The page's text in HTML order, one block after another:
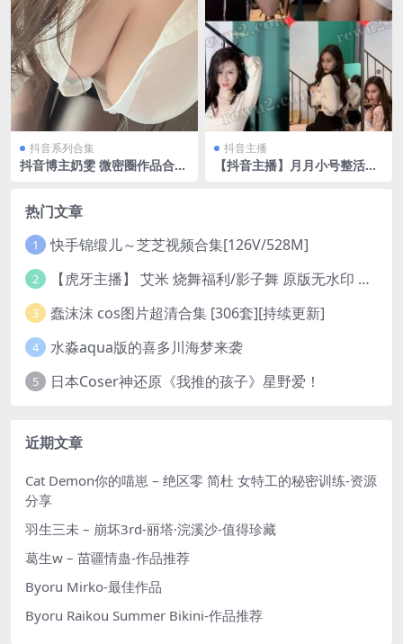
抖音系列合集
抖音博主奶雯 微密圈作品合集
抖音主播
【抖音主播】月月小号整活
热门文章
1 快手锦缎儿～芝芝视频合集[126V/528M]
2 【虎牙主播】 艾米 烧舞福利/影子舞 原版无水印 （1v/130m）
3 蠢沫沫 cos图片超清合集 [306套][持续更新]
4 水淼aqua版的喜多川海梦来袭
5 日本Coser神还原《我推的孩子》星野爱！
近期文章
Cat Demon你的喵崽 – 绝区零 简杜 女特工的秘密训练-资源
分享
羽生三未 – 崩坏3rd-丽塔·浣溪沙-值得珍藏
葛生w – 苗疆情蛊-作品推荐
Byoru Mirko-最佳作品
Byoru Raikou Summer Bikini-作品推荐